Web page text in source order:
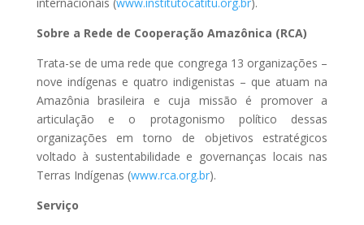
Sobre a Rede de Cooperação Amazônica (RCA)
Trata-se de uma rede que congrega 13 organizações –
nove indígenas e quatro indigenistas – que atuam na
Amazônia brasileira e cuja missão é promover a
articulação e o protagonismo político dessas
organizações em torno de objetivos estratégicos
voltado à sustentabilidade e governanças locais nas
Terras Indígenas (www.rca.org.br).
Serviço